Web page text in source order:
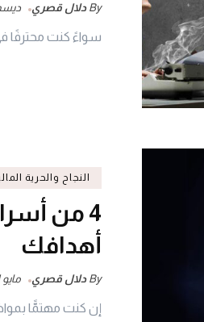
By دلال قصري ديسمبر
سواءً كنت محترفًا في
النجاح والحرية
4 من
أهدافك
By دلال قصري مايو 11, 2022
إن كنت مهتمًّا